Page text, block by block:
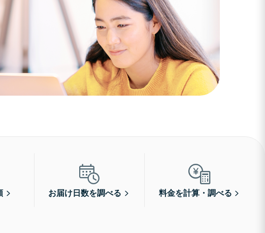
お届け日数を調べる 料金を計算・調べる